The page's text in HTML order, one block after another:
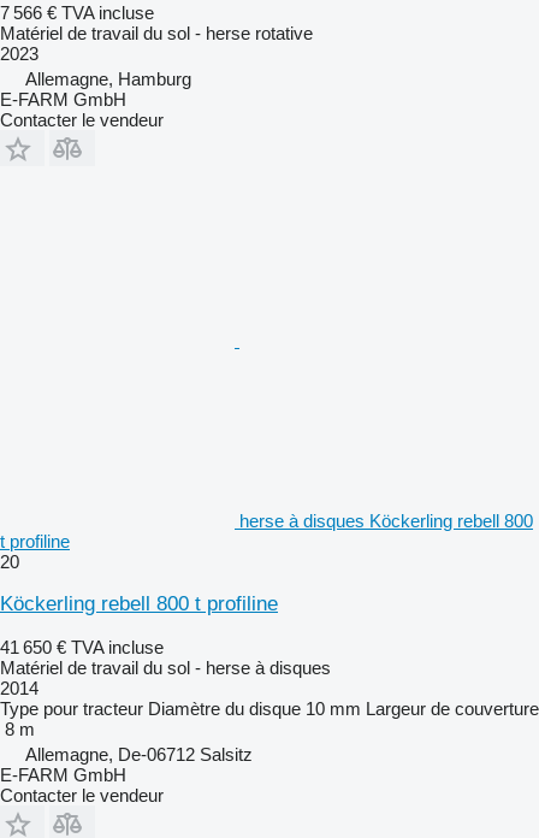
7 566 € TVA incluse
Matériel de travail du sol - herse rotative
2023
Allemagne, Hamburg
E-FARM GmbH
Contacter le vendeur
herse à disques Köckerling rebell 800
t profiline
20
Köckerling rebell 800 t profiline
41 650 € TVA incluse
Matériel de travail du sol - herse à disques
2014
Type pour tracteur Diamètre du disque 10 mm Largeur de couverture
8 m
Allemagne, De-06712 Salsitz
E-FARM GmbH
Contacter le vendeur